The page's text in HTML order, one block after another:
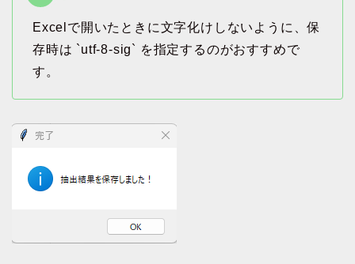
Excelで開いたときに文字化けしないように、保
存時は `utf-8-sig` を指定するのがおすすめで
す。